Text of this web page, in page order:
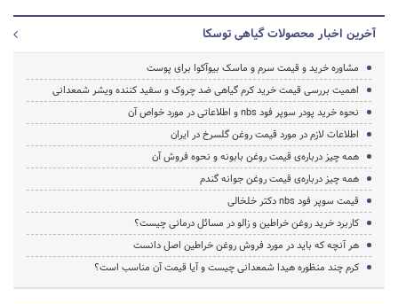
آخرین اخبار محصولات گیاهی توسکا
مشاوره خرید و قیمت سرم و ماسک بیوآکوا برای پوست
اهمیت بررسی قیمت خرید کرم گیاهی ضد چروک و سفید کننده ویشر شمعدانی
نحوه خرید پودر سوپر فود nbs و اطلاعاتی در مورد خواص آن
اطلاعات لازم در مورد قیمت روغن گلسرخ در ایران
همه چیز درباره‌ی قیمت روغن بابونه و نحوه فروش آن
همه چیز درباره‌ی قیمت روغن جوانه گندم
قیمت سوپر فود nbs دکتر خلخالی
کاربرد خرید روغن خراطین و زالو در مسائل درمانی چیست؟
هر آنچه که باید در مورد فروش روغن خراطین اصل دانست
کرم چند منظوره هیدا شمعدانی چیست و آیا قیمت آن مناسب است؟